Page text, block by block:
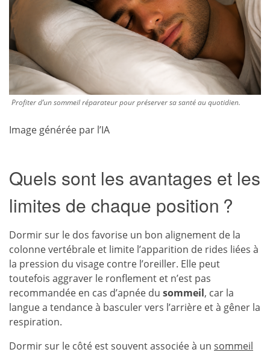
Profiter d’un sommeil réparateur pour préserver sa santé au quotidien.
Image générée par l’IA
Quels sont les avantages et les
limites de chaque position ?
Dormir sur le dos favorise un bon alignement de la
colonne vertébrale et limite l’apparition de rides liées à
la pression du visage contre l’oreiller. Elle peut
toutefois aggraver le ronflement et n’est pas
recommandée en cas d’apnée du sommeil, car la
langue a tendance à basculer vers l’arrière et à gêner la
respiration.
Dormir sur le côté est souvent associée à un sommeil